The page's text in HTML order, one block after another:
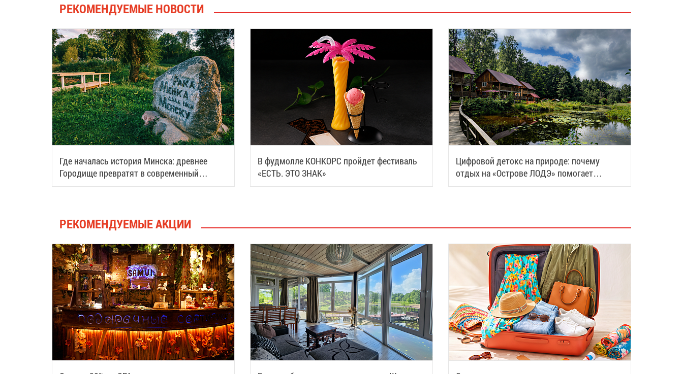
РЕКОМЕНДУЕМЫЕ НОВОСТИ
Где началась история Минска: древнее
Городище превратят в современный
туристический центр
В фудмолле КОНКОРС пройдет фестиваль
«ЕСТЬ. ЭТО ЗНАК»
Цифровой детокс на природе: почему
отдых на «Острове ЛОДЭ» помогает
восстановить силы
РЕКОМЕНДУЕМЫЕ АКЦИИ